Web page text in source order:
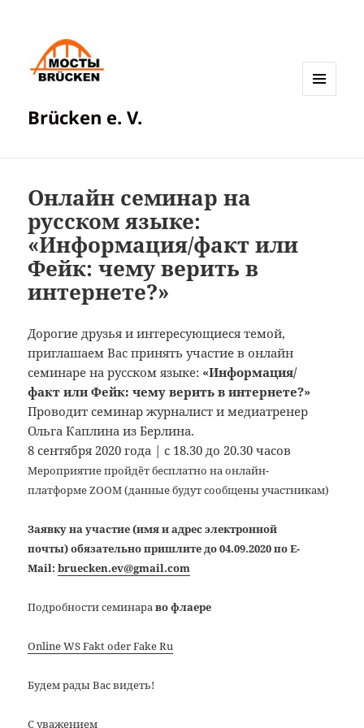
Brücken e. V.
Онлайн семинар на
русском языке:
«Информация/факт или
Фейк: чему верить в
интернете?»
Дорогие друзья и интересующиеся темой,
приглашаем Вас принять участие в онлайн
семинаре на русском языке: «Информация/
факт или Фейк: чему верить в интернете?»
Проводит семинар журналист и медиатренер
Ольга Каплина из Берлина.
8 сентября 2020 года | с 18.30 до 20.30 часов
Мероприятие пройдёт бесплатно на онлайн-
платформеZOOM(данные будут сообщены участникам)
Заявку на участие (имя и адрес электронной
почты) обязательно пришлите до 04.09.2020 поE-
Mail:bruecken.ev@gmail.com
Подробности семинараво флаере
Online WS Fakt oder Fake Ru
Будем рады Вас видеть!
С уважением